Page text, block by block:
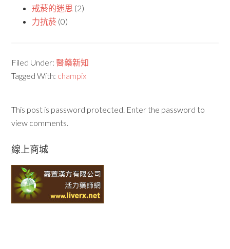
戒菸的迷思 (2)
力抗菸 (0)
Filed Under:醫藥新知
Tagged With: champix
This post is password protected. Enter the password to
view comments.
線上商城